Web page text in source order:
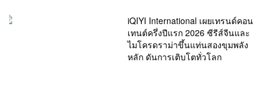
iQIYI International เผยเทรนด์คอน
เทนต์ครึ่งปีแรก 2026 ซีรีส์จีนและ
ไมโครดราม่าขึ้นแท่นสองขุมพลัง
หลัก ดันการเติบโตทั่วโลก